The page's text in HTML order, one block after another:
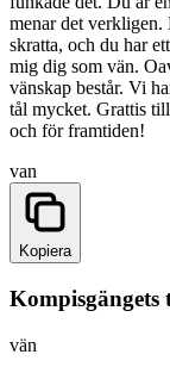
menar det
skratta, och du har
mig dig som vän.
vänskap består. Vi
tål mycket. Grattis
och för framtiden!
van
Kopiera
Kompisgängets
vän